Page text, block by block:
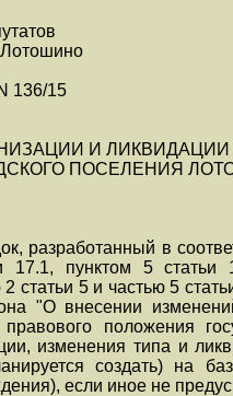
Лотошино
136/15
И
ПОСЕЛЕНИЯ
разработанный в
17.1, пунктом 5
2 статьи 5 и частью 5
"О внесении
положения
изменения типа и
создать) на
если иное не